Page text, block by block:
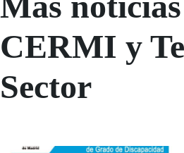
CERMI y
Sector